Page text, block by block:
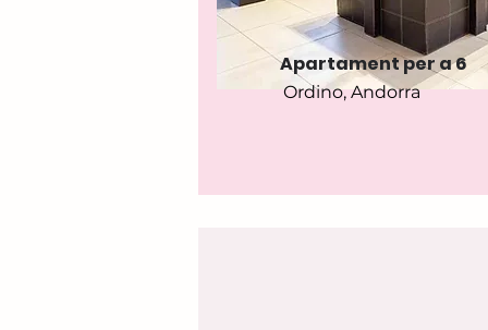
Apartament per a 6
Ordino, Andorra